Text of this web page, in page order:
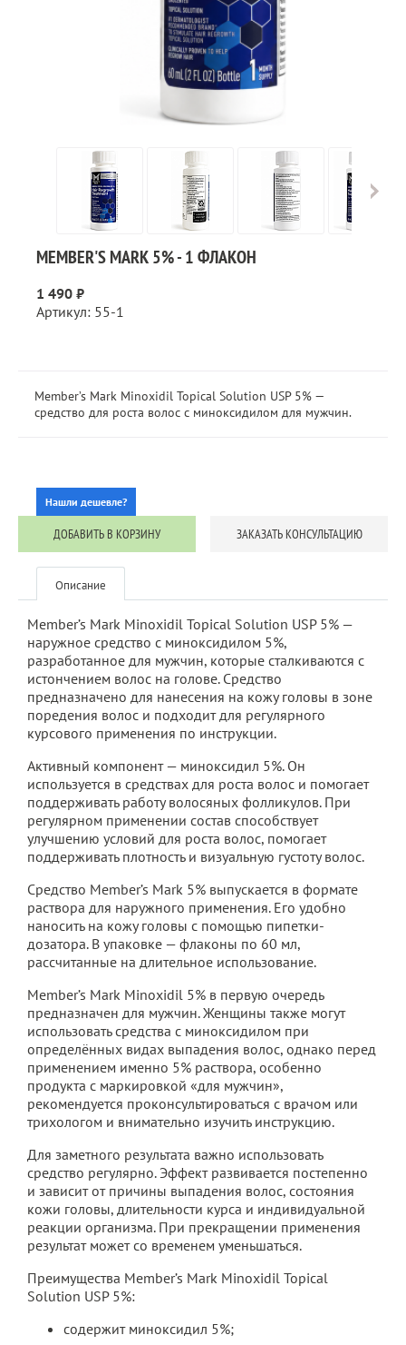
MEMBER'S MARK 5% - 1 ФЛАКОН
1 490 ₽
Артикул: 55-1
Member’s Mark Minoxidil Topical Solution USP 5% —
средство для роста волос с миноксидилом для мужчин.
Нашли дешевле?
ДОБАВИТЬ В КОРЗИНУ ЗАКАЗАТЬ КОНСУЛЬТАЦИЮ
Описание
Member’s Mark Minoxidil Topical Solution USP 5% —
наружное средство с миноксидилом 5%,
разработанное для мужчин, которые сталкиваются с
истончением волос на голове. Средство
предназначено для нанесения на кожу головы в зоне
поредения волос и подходит для регулярного
курсового применения по инструкции.
Активный компонент — миноксидил 5%. Он
используется в средствах для роста волос и помогает
поддерживать работу волосяных фолликулов. При
регулярном применении состав способствует
улучшению условий для роста волос, помогает
поддерживать плотность и визуальную густоту волос.
Средство Member’s Mark 5% выпускается в формате
раствора для наружного применения. Его удобно
наносить на кожу головы с помощью пипетки-
дозатора. В упаковке — флаконы по 60 мл,
рассчитанные на длительное использование.
Member’s Mark Minoxidil 5% в первую очередь
предназначен для мужчин. Женщины также могут
использовать средства с миноксидилом при
определённых видах выпадения волос, однако перед
применением именно 5% раствора, особенно
продукта с маркировкой «для мужчин»,
рекомендуется проконсультироваться с врачом или
трихологом и внимательно изучить инструкцию.
Для заметного результата важно использовать
средство регулярно. Эффект развивается постепенно
и зависит от причины выпадения волос, состояния
кожи головы, длительности курса и индивидуальной
реакции организма. При прекращении применения
результат может со временем уменьшаться.
Преимущества Member’s Mark Minoxidil Topical
Solution USP 5%:
содержит миноксидил 5%;